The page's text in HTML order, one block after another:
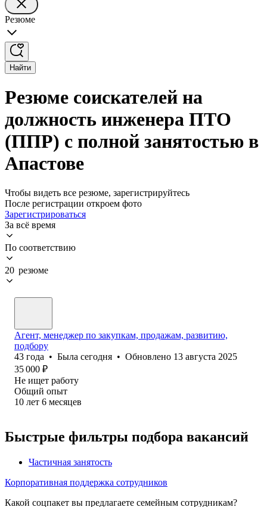
Резюме
Найти
Резюме соискателей на
должность инженера ПТО
(ППР) с полной занятостью в
Апастове
Чтобы видеть все резюме, зарегистрируйтесь
После регистрации откроем фото
Зарегистрироваться
За всё время
По соответствию
20 резюме
Агент, менеджер по закупкам, продажам, развитию,
подбору
43 года • Была сегодня • Обновлено 13 августа 2025
35 000 ₽
Не ищет работу
Общий опыт
10 лет 6 месяцев
Быстрые фильтры подбора вакансий
Частичная занятость
Корпоративная поддержка сотрудников
Какой соцпакет вы предлагаете семейным сотрудникам?